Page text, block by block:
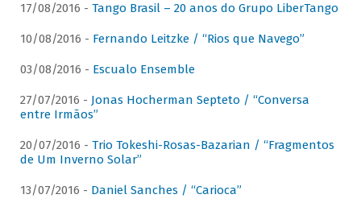
17/08/2016 - Tango Brasil – 20 anos do Grupo LiberTango
10/08/2016 - Fernando Leitzke / “Rios que Navego”
03/08/2016 - Escualo Ensemble
27/07/2016 - Jonas Hocherman Septeto / “Conversa
entre Irmãos”
20/07/2016 - Trio Tokeshi-Rosas-Bazarian / “Fragmentos
de Um Inverno Solar”
13/07/2016 - Daniel Sanches / “Carioca”